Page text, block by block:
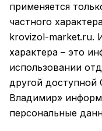
применяется
частного
krovizol-market.ru.
характера – это
использовании
другой доступной
Владимир»
персональные